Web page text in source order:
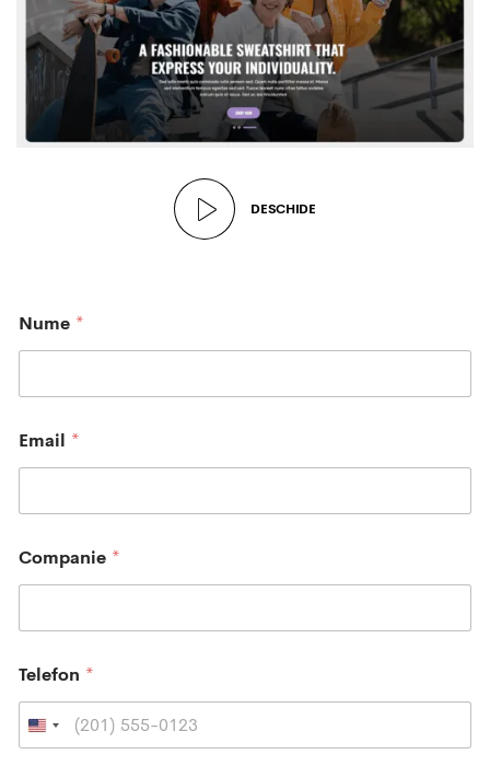
DESCHIDE
Nume *
Email *
Companie *
Telefon *
U
n